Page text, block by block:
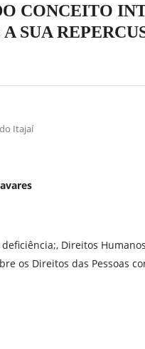
CONCEITO
SUA
Itajaí
deficiência;, Direitos
os Direitos das Pessoas